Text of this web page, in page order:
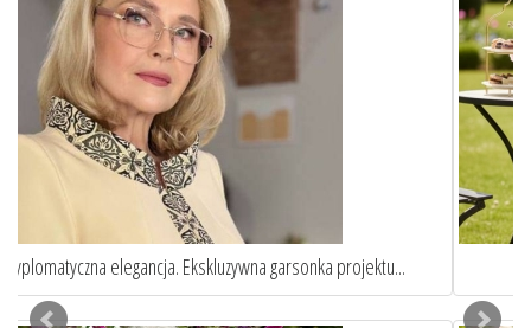
Eleganckie garnitury damskie szyte na miarę